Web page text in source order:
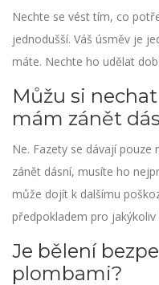
Nechte se vést tím, co
jednodušší. Váš úsměv je
máte. Nechte ho udělat
Můžu si
mám zánět
Ne. Fazety se dávají pouze
zánět dásní, musíte ho
může dojít k dalšímu
předpokladem pro
Je bělení
plombami?